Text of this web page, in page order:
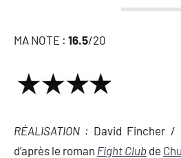
MA NOTE : 16.5/20
RÉALISATION : David Fincher /
d’après le roman Fight Club de